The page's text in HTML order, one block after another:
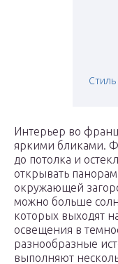
Стиль
Интерьер во
яркими бликами.
до потолка и
открывать
окружающей
можно больше
которых выходят
освещения в
разнообразные
выполняют